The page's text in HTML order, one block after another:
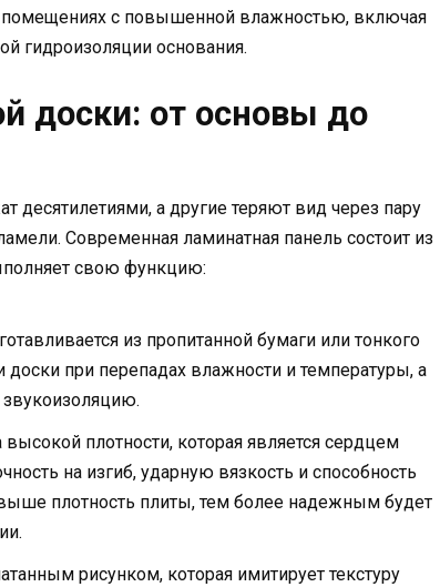
с повышенной влажностью, включая
гидроизоляции основания.
доски: от основы до
десятилетиями, а другие теряют вид через пару
Современная ламинатная панель состоит из
свою функцию:
из пропитанной бумаги или тонкого
при перепадах влажности и температуры, а
высокой плотности, которая является сердцем
на изгиб, ударную вязкость и способность
плотность плиты, тем более надежным будет
рисунком, которая имитирует текстуру